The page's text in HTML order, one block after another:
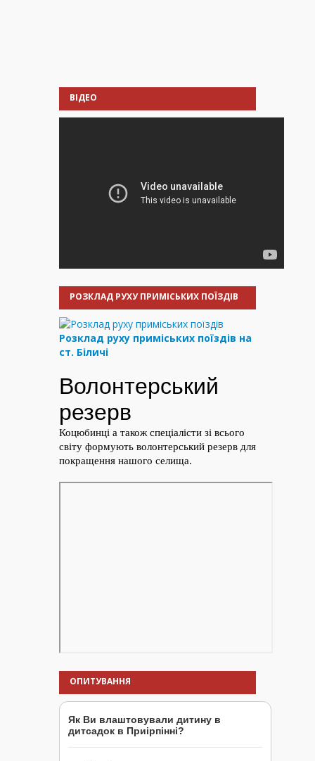
ВІДЕО
РОЗКЛАД РУХУ ПРИМІСЬКИХ ПОЇЗДІВ
Розклад руху приміських поїздів на
ст. Біличі
ОПИТУВАННЯ
Як Ви влаштовували дитину в
дитсадок в Приірпінні?